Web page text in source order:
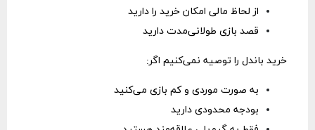
از لحاظ مالی امکان خرید را دارید
قصد بازی طولانی‌مدت دارید
خرید باندل را توصیه نمی‌کنیم اگر:
به صورت موردی و کم بازی می‌کنید
بودجه محدودی دارید